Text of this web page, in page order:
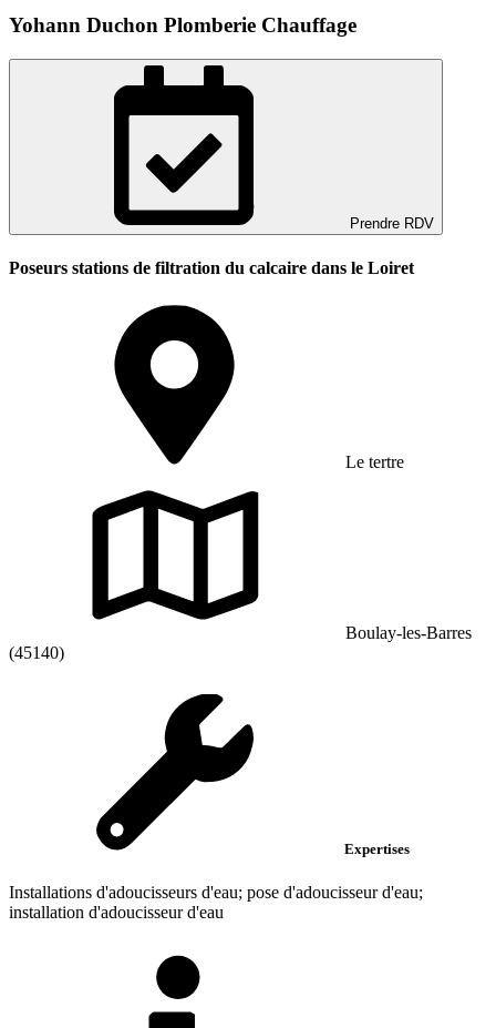
Yohann Duchon Plomberie Chauffage
Prendre RDV
Poseurs stations de filtration du calcaire dans le Loiret
Le tertre
Boulay-les-Barres
(45140)
Expertises
Installations d'adoucisseurs d'eau; pose d'adoucisseur d'eau;
installation d'adoucisseur d'eau